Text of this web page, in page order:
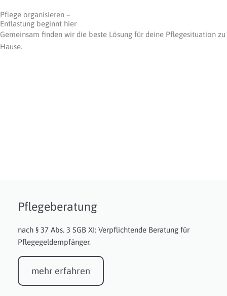
Pflege organisieren –
Entlastung beginnt hier
Gemeinsam finden wir die beste Lösung für deine Pflegesituation zu
Hause.
Pflegeberatung
nach § 37 Abs. 3 SGB XI: Verpflichtende Beratung für
Pflegegeldempfänger.
mehr erfahren